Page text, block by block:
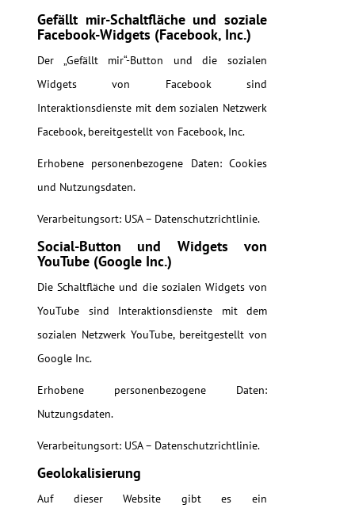
Gefällt mir-Schaltfläche und soziale
Facebook-Widgets (Facebook, Inc.)
Der „Gefällt mir“-Button und die sozialen
Widgets von Facebook sind
Interaktionsdienste mit dem sozialen Netzwerk
Facebook, bereitgestellt von Facebook, Inc.
Erhobene personenbezogene Daten: Cookies
und Nutzungsdaten.
Verarbeitungsort: USA – Datenschutzrichtlinie.
Social-Button und Widgets von
YouTube (Google Inc.)
Die Schaltfläche und die sozialen Widgets von
YouTube sind Interaktionsdienste mit dem
sozialen Netzwerk YouTube, bereitgestellt von
Google Inc.
Erhobene personenbezogene Daten:
Nutzungsdaten.
Verarbeitungsort: USA – Datenschutzrichtlinie.
Geolokalisierung
Auf dieser Website gibt es ein